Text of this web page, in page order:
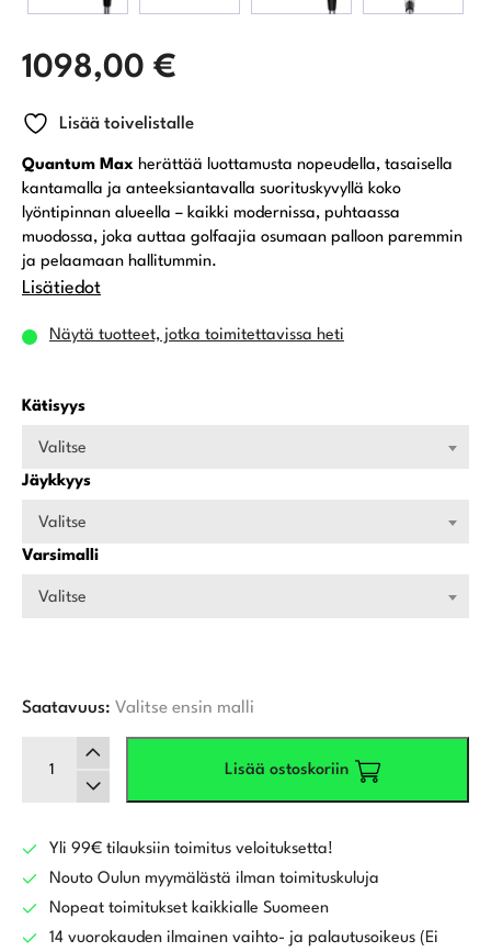
1098,00 €
Lisää toivelistalle
Quantum Max herättää luottamusta nopeudella, tasaisella
kantamalla ja anteeksiantavalla suorituskyvyllä koko
lyöntipinnan alueella – kaikki modernissa, puhtaassa
muodossa, joka auttaa golfaajia osumaan palloon paremmin
ja pelaamaan hallitummin.
Lisätiedot
Näytä tuotteet, jotka toimitettavissa heti
Kätisyys
Valitse
Jäykkyys
Valitse
Varsimalli
Valitse
Saatavuus: Valitse ensin malli
Callaway
Quantum
5-
määrä
Lisää ostoskoriin
Yli 99€ tilauksiin toimitus veloituksetta!
Nouto Oulun myymälästä ilman toimituskuluja
Nopeat toimitukset kaikkialle Suomeen
14 vuorokauden ilmainen vaihto- ja palautusoikeus (Ei